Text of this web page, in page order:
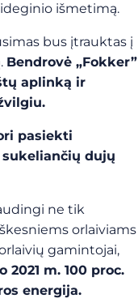
išmetimą.
bus įtrauktas į
Bendrovė „Fokker”
aplinką ir
pasiekti
dujų
ne tik
orlaiviams
gamintojai,
m. 100 proc.
energija.